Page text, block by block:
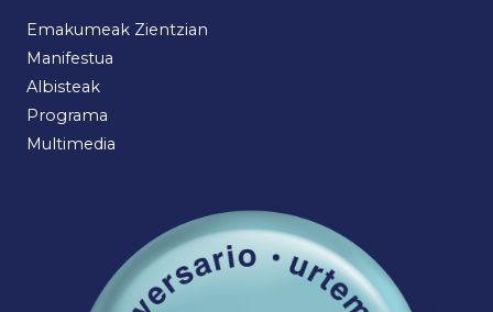
Emakumeak Zientzian
Manifestua
Albisteak
Programa
Multimedia